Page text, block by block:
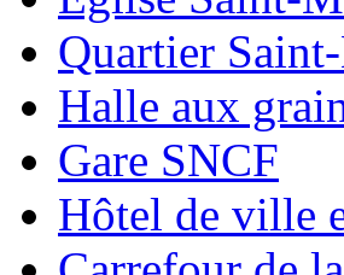
Quartier
Halle aux
Gare SNCF
Hôtel de ville